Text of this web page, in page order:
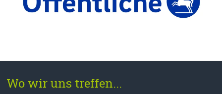
Wo wir uns treffen...